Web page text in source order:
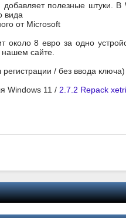
полезные штуки.
вида
от Microsoft
8 евро за одно
нашем сайте.
/ без ввода ключа)
Windows 11 / 2.7.2 Repack